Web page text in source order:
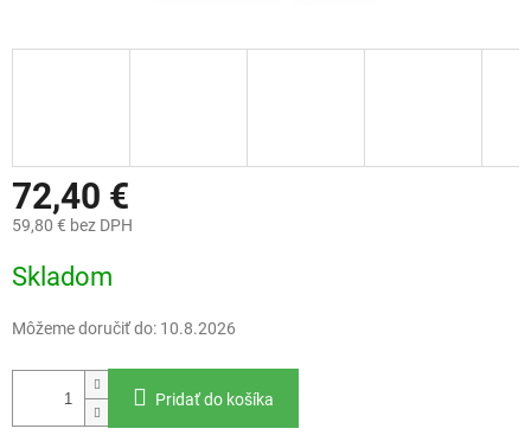
72,40 €
59,80 € bez DPH
cena:
Skladom
Môžeme doručiť do: 10.8.2026
Pridať do košíka